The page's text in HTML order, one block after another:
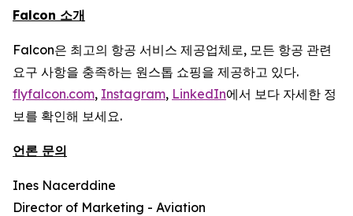
Falcon 소개
Falcon은 최고의 항공 서비스 제공업체로, 모든 항공 관련
요구 사항을 충족하는 원스톱 쇼핑을 제공하고 있다.
flyfalcon.com, Instagram, LinkedIn에서 보다 자세한 정
보를 확인해 보세요.
언론 문의
Ines Nacerddine
Director of Marketing - Aviation